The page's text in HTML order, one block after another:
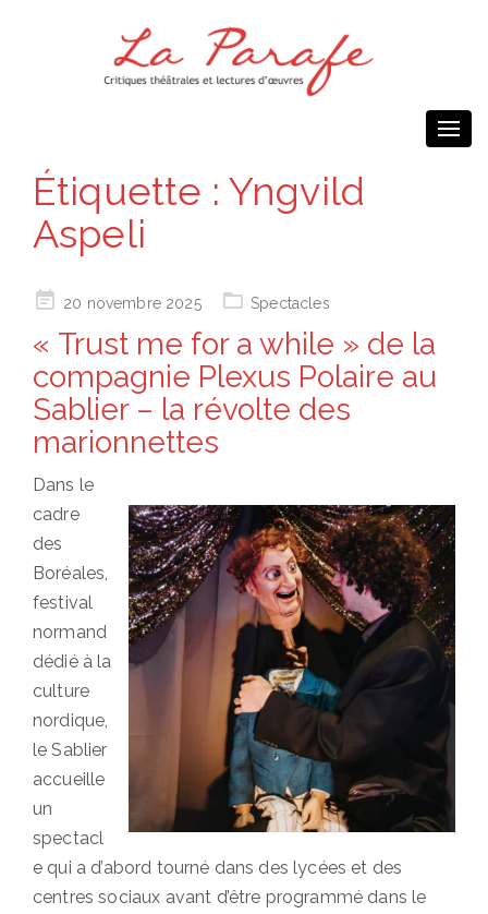
Étiquette : Yngvild
Aspeli
Posted20 novembre 2025 Spectacles
« Trust me for a while » de la
compagnie Plexus Polaire au
Sablier – la révolte des
marionnettes
Dans le
cadre
des
Boréales,
festival
normand
dédié à la
culture
nordique,
le Sablier
accueille
un
spectacl
e qui a d’abord tourné dans des lycées et des
centres sociaux avant d’être programmé dans le